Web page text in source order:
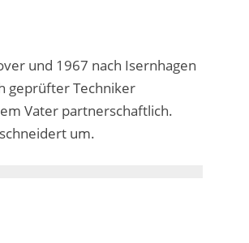
und 1967 nach Isernhagen
geprüfter Techniker
Vater partnerschaftlich.
um.